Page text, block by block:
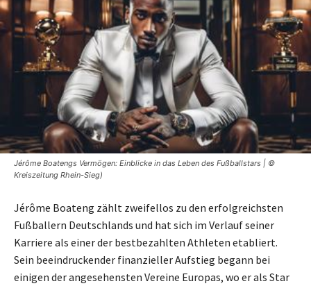
Jérôme Boatengs Vermögen: Einblicke in das Leben des Fußballstars | ©
Kreiszeitung Rhein-Sieg)
Jérôme Boateng zählt zweifellos zu den erfolgreichsten
Fußballern Deutschlands und hat sich im Verlauf seiner
Karriere als einer der bestbezahlten Athleten etabliert.
Sein beeindruckender finanzieller Aufstieg begann bei
einigen der angesehensten Vereine Europas, wo er als Star